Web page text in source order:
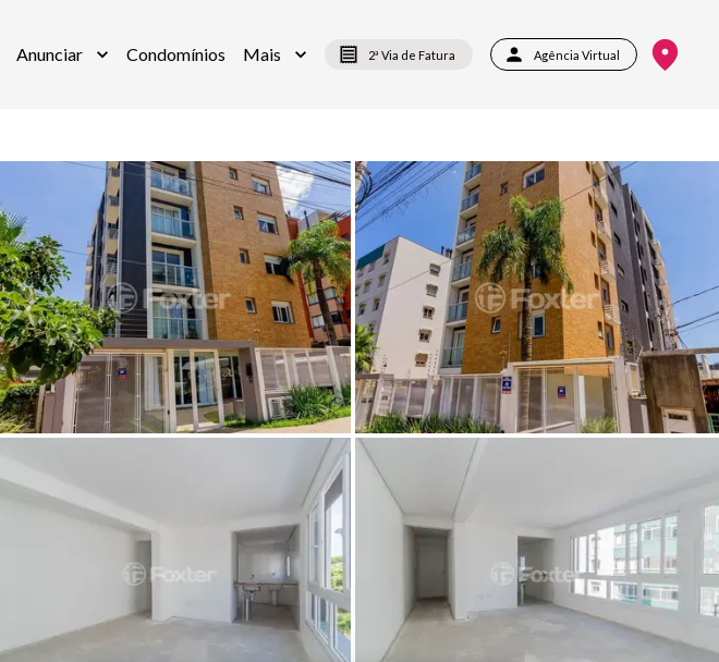
Anunciar Condomínios Mais 2ª Via de Fatura Agência Virtual